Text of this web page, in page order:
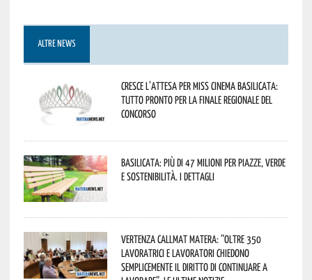
ALTRE NEWS
Cresce l’attesa per Miss Cinema Basilicata:
tutto pronto per la finale regionale del
concorso
Basilicata: più di 47 milioni per piazze, verde
e sostenibilità. I dettagli
Vertenza CallMat Matera: “Oltre 350
lavoratrici e lavoratori chiedono
semplicemente il diritto di continuare a